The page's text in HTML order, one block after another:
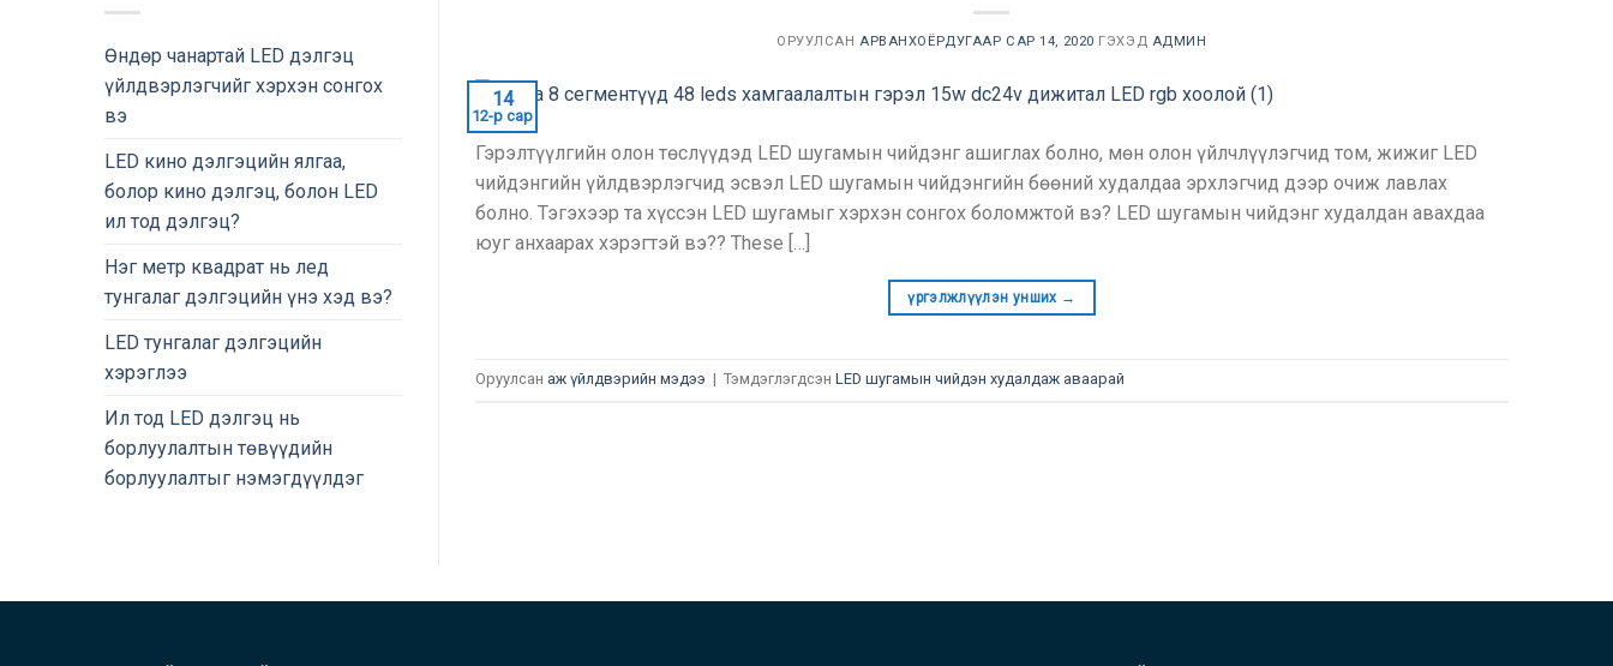
Өндөр чанартай LED дэлгэц
үйлдвэрлэгчийг хэрхэн сонгох
вэ
LED кино дэлгэцийн ялгаа,
болор кино дэлгэц, болон LED
ил тод дэлгэц?
Нэг метр квадрат нь лед
тунгалаг дэлгэцийн үнэ хэд вэ?
LED тунгалаг дэлгэцийн
хэрэглээ
Ил тод LED дэлгэц нь
борлуулалтын төвүүдийн
борлуулалтыг нэмэгдүүлдэг
ОРУУЛСАНАРВАНХОЁРДУГААР САР 14, 2020 ГЭХЭД АДМИН
14
12-р сар
Гэрэлтүүлгийн олон төслүүдэд LED шугамын чийдэнг ашиглах болно, мөн олон үйлчлүүлэгчид том, жижиг LED
чийдэнгийн үйлдвэрлэгчид эсвэл LED шугамын чийдэнгийн бөөний худалдаа эрхлэгчид дээр очиж лавлах
болно. Тэгэхээр та хүссэн LED шугамыг хэрхэн сонгох боломжтой вэ? LED шугамын чийдэнг худалдан авахдаа
юуг анхаарах хэрэгтэй вэ?? These […]
үргэлжлүүлэн унших →
Оруулсан аж үйлдвэрийн мэдээ | Тэмдэглэгдсэн LED шугамын чийдэн худалдаж аваарай